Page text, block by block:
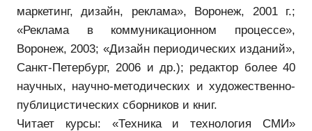
маркетинг, дизайн, реклама», Воронеж, 2001 г.;
«Реклама в коммуникационном процессе»,
Воронеж, 2003; «Дизайн периодических изданий»,
Санкт-Петербург, 2006 и др.); редактор более 40
научных, научно-методических и художественно-
публицистических сборников и книг.
Читает курсы: «Техника и технология СМИ»